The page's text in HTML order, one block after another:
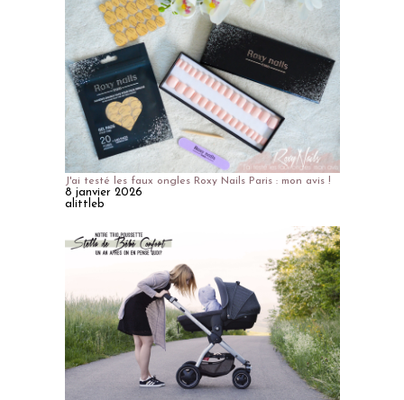
J'ai testé les faux ongles Roxy Nails Paris : mon avis !
8 janvier 2026
alittleb